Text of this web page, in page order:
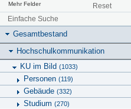
Mehr Felder Reset
Einfache Suche
Gesamtbestand
Hochschulkommunikation
KU im Bild (1033)
Personen (119)
Gebäude (332)
Studium (270)